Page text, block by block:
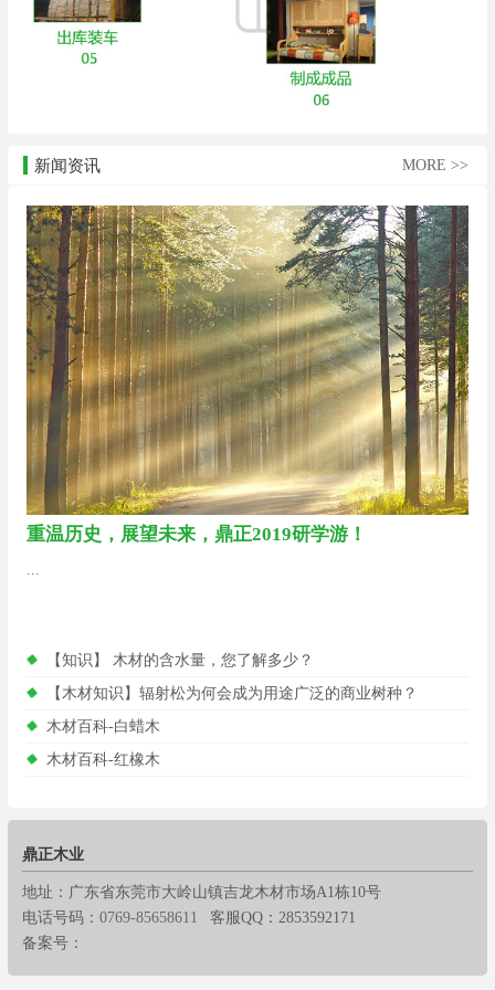
新闻资讯 MORE >>
重温历史，展望未来，鼎正2019研学游！
【知识】 木材的含水量，您了解多少？
【木材知识】辐射松为何会成为用途广泛的商业树种？
木材百科-白蜡木
木材百科-红橡木
鼎正木业
地址：广东省东莞市大岭山镇吉龙木材市场A1栋10号
电话号码： 0769-85658611
客服QQ：2853592171
备案号：